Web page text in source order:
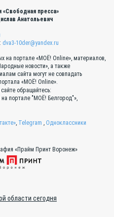
пресса»
Анатольевич
dva3-10der@yandex.ru
на портале «МОЁ! Online», материалов,
новости», а также
сайта могут не совпадать
«МОЁ! Online».
обращайтесь:
портале "МОЁ! Белгород"»,
Telegram Одноклассники
«Прайм Принт Воронеж»
области сегодня